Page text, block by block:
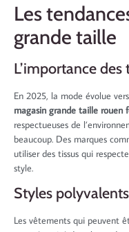
Les
grande taille
L’importance des
En 2025, la mode évolue
magasin grande taille rouen
respectueuses de
beaucoup. Des marques
utiliser des tissus qui
style.
Styles
Les vêtements qui peuvent